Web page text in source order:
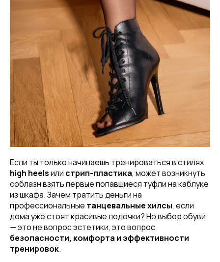
Если ты только начинаешь тренироваться в стилях
high heelsили стрип-пластика, может возникнуть
соблазн взять первые попавшиеся туфли на каблуке
из шкафа. Зачем тратить деньги на
профессиональные танцевальные хилсы, если
дома уже стоят красивые лодочки? Но выбор обуви
— это не вопрос эстетики, это вопрос
безопасности, комфорта и эффективности
тренировок.